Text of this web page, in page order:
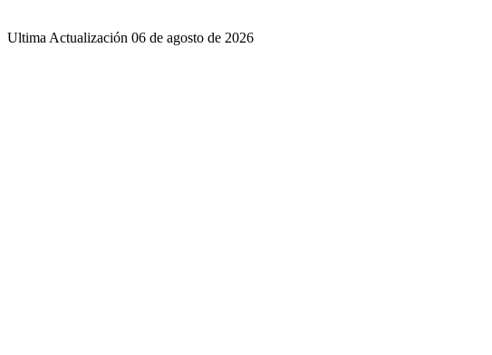
Ultima Actualización 06 de agosto de 2026